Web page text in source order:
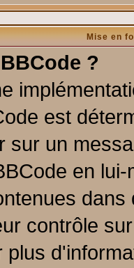
Mise en
?
est
sur un
en
contrôle
plus